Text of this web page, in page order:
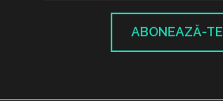
ABONEAZĂ-TE